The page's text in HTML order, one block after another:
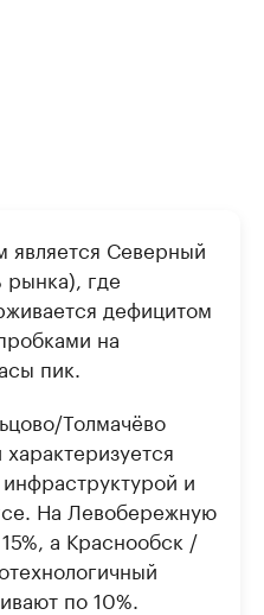
является Северный
где
дефицитом
на
пик.
Толмачёво
и
На Левобережную
а Краснообск /
по 10%.